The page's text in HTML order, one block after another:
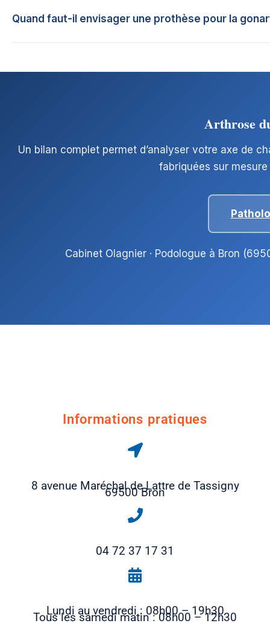
Quand faut-il envisager une prothèse pour la
Arthrose
Un bilan complet permet d’analyser votre axe de
fabriquées sur
Cabinet Olagnier · Podologue à Bron
Informations pratiques
8 avenue Maréchal de Lattre de Tassigny
69500 Bron
04 72 37 17 31
Lundi au vendredi : 08h00 – 19h30
Tous les samedi matin : 08h00 – 12h30